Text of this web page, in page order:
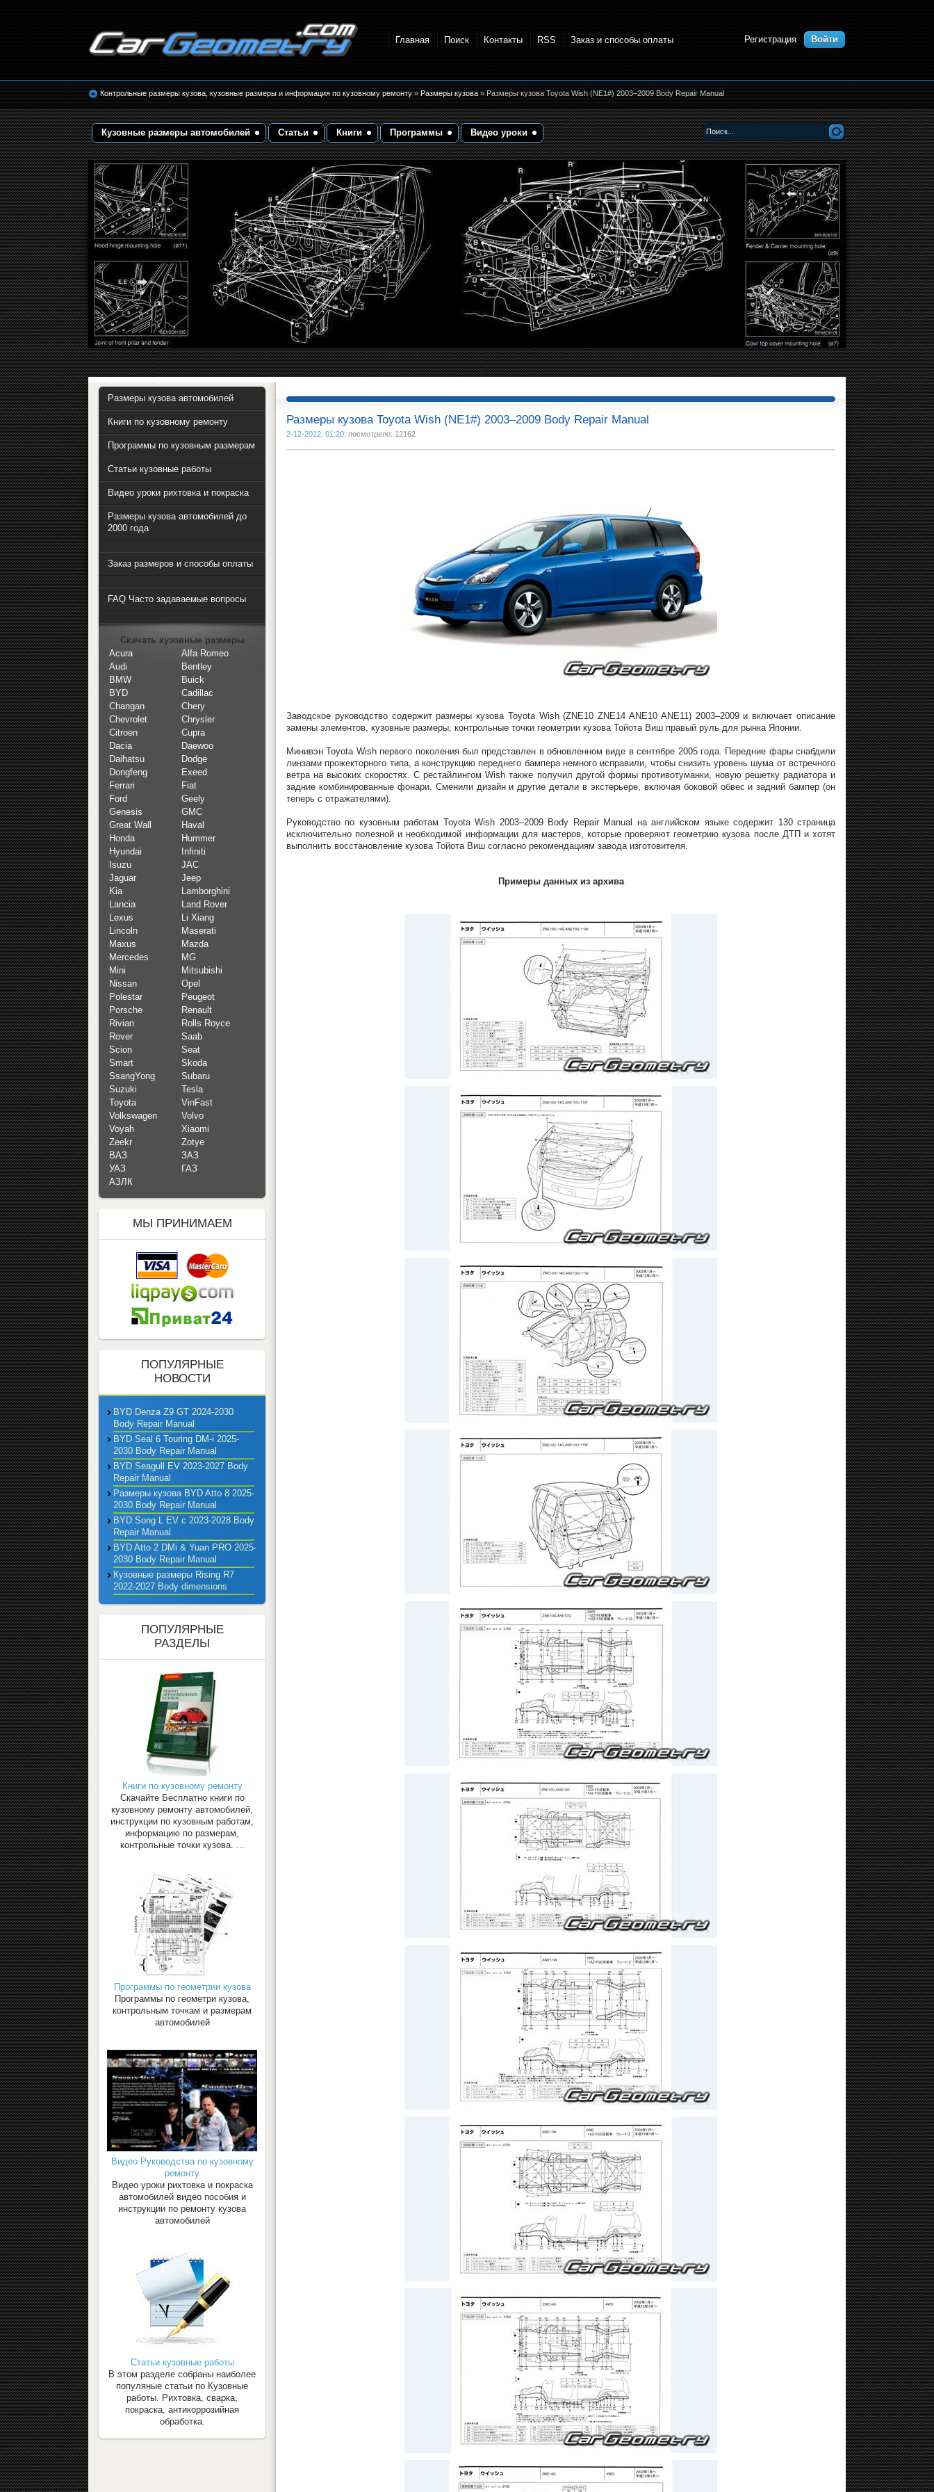
кузовные размеры. Геометрия кузова
Главная Поиск Контакты RSS Заказ и способы оплаты Регистрация Войти
Контрольные размеры кузова, кузовные размеры и информация по кузовному ремонту»Размеры кузова» Размеры кузова Toyota Wish (NE1#) 2003–2009 Body Repair Manual
Кузовные размеры автомобилей Статьи Книги Программы Видео уроки
Размеры кузова Toyota Wish (NE1#) 2003–2009 Body Repair Manual
2-12-2012, 01:20, посмотрело: 12162
Заводское руководство содержит размеры кузова Toyota Wish (ZNE10 ZNE14 ANE10 ANE11) 2003–2009 и включает описание
замены элементов, кузовные размеры, контрольные точки геометрии кузова Тойота Виш правый руль для рынка Японии.
Минивэн Toyota Wish первого поколения был представлен в обновленном виде в сентябре 2005 года. Передние фары снабдили
линзами прожекторного типа, а конструкцию переднего бампера немного исправили, чтобы снизить уровень шума от встречного
ветра на высоких скоростях. С рестайлингом Wish также получил другой формы противотуманки, новую решетку радиатора и
задние комбинированные фонари. Сменили дизайн и другие детали в экстерьере, включая боковой обвес и задний бампер (он
теперь с отражателями).
Руководство по кузовным работам Toyota Wish 2003–2009 Body Repair Manual на английском языке содержит 130 страница
исключительно полезной и необходимой информации для мастеров, которые проверяют геометрию кузова после ДТП и хотят
выполнить восстановление кузова Тойота Виш согласно рекомендациям завода изготовителя.
Примеры данных из архива
Размеры кузова автомобилей
Книги по кузовному ремонту
Программы по кузовным размерам
Статьи кузовные работы
Видео уроки рихтовка и покраска
Размеры кузова автомобилей до
2000 года
Заказ размеров и способы оплаты
FAQ Часто задаваемые вопросы
Скачать кузовные размеры
Acura
Alfa Romeo
Audi
Bentley
BMW
Buick
BYD
Cadillac
Changan
Chery
Chevrolet
Chrysler
Citroen
Cupra
Dacia
Daewoo
Daihatsu
Dodge
Dongfeng
Exeed
Ferrari
Fiat
Ford
Geely
Genesis
GMC
Great Wall
Haval
Honda
Hummer
Hyundai
Infiniti
Isuzu
JAC
Jaguar
Jeep
Kia
Lamborghini
Lancia
Land Rover
Lexus
Li Xiang
Lincoln
Maserati
Maxus
Mazda
Mercedes
MG
Mini
Mitsubishi
Nissan
Opel
Polestar
Peugeot
Porsche
Renault
Rivian
Rolls Royce
Rover
Saab
Scion
Seat
Smart
Skoda
SsangYong
Subaru
Suzuki
Tesla
Toyota
VinFast
Volkswagen
Volvo
Voyah
Xiaomi
Zeekr
Zotye
ВАЗ
ЗАЗ
УАЗ
ГАЗ
АЗЛК
МЫ ПРИНИМАЕМ
ПОПУЛЯРНЫЕ
НОВОСТИ
BYD Denza Z9 GT 2024-2030
Body Repair Manual
BYD Seal 6 Touring DM-i 2025-
2030 Body Repair Manual
BYD Seagull EV 2023-2027 Body
Repair Manual
Размеры кузова BYD Atto 8 2025-
2030 Body Repair Manual
BYD Song L EV с 2023-2028 Body
Repair Manual
BYD Atto 2 DMi & Yuan PRO 2025-
2030 Body Repair Manual
Кузовные размеры Rising R7
2022-2027 Body dimensions
ПОПУЛЯРНЫЕ
РАЗДЕЛЫ
Книги по кузовному ремонту
Скачайте Бесплатно книги по
кузовному ремонту автомобилей,
инструкции по кузовным работам,
информацию по размерам,
контрольные точки кузова. ...
Программы по геометрии кузова
Программы по геометри кузова,
контрольным точкам и размерам
автомобилей
Видео Руководства по кузовному
ремонту
Видео уроки рихтовка и покраска
автомобилей видео пособия и
инструкции по ремонту кузова
автомобилей
Статьи кузовные работы
В этом разделе собраны наиболее
популяные статьи по Кузовные
работы. Рихтовка, сварка,
покраска, антикоррозийная
обработка.